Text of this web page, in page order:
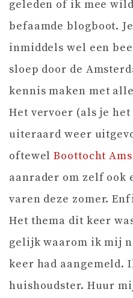
geleden of ik mee
befaamde blogboot.
inmiddels wel een
sloep door de
kennis maken met
Het vervoer (als je
uiteraard weer
oftewelBoottocht
aanrader om zelf ook
varen deze zomer.
Het thema dit keer
gelijk waarom ik mij
keer had aangemeld.
huishoudster. Huur